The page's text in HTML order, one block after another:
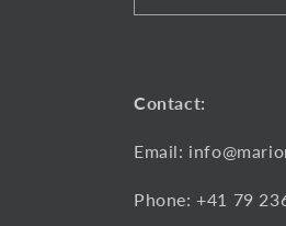
Contact:
Email:
Phone: +41 79